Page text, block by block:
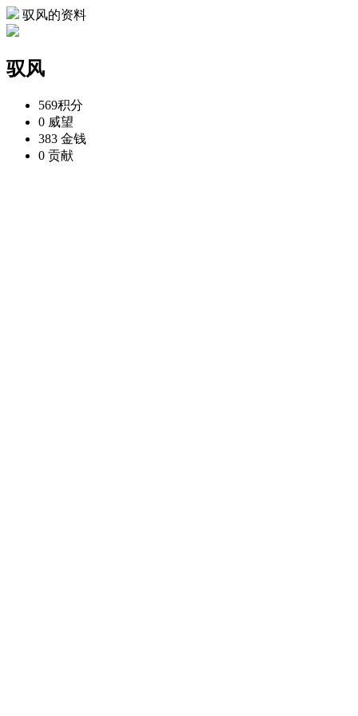
驭风的资料
驭风
569积分
0 威望
383 金钱
0 贡献